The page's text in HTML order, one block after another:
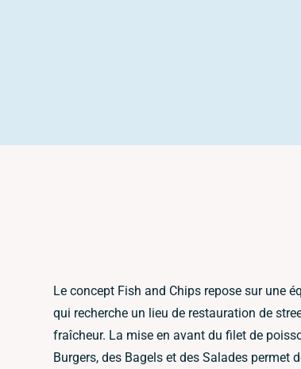
Le concept Fish and Chips repose sur une
qui recherche un lieu de restauration de
fraîcheur. La mise en avant du filet de
Burgers, des Bagels et des Salades permet